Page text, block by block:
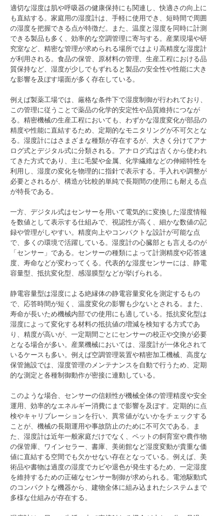
適切な湿度は肌や呼吸器の健康保持にも関連し、快適さの向上に
も直結する。家庭用の湿度計は、手軽に使用でき、短時間で周囲
の湿度を把握できる点が特徴だ。また、温度と湿度を同時に計測
できる製品も多く、効率的な空調管理に寄与する。産業現場や研
究室など、精密な管理が求められる場所ではより高精度な湿度計
が利用される。食品の保管、原材料の管理、生産工程における品
質保持など、湿度が少しでもずれると製品の安全性や性能に大き
な影響を及ぼす場面が多く存在している。
例えば製薬工場では、厳格な条件下で湿度制御が行われており、
この管理に従うことで薬品の化学的安定性や品質維持につなが
る。精密機械の生産工程においても、わずかな湿度変化が部品の
精度や性能に直結するため、定期的なモニタリングが不可欠とな
る。湿度計にはさまざまな種類が存在するが、大きく分けてアナ
ログ式とデジタル式に分類される。アナログ式は古くから使われ
てきた方式であり、主に毛髪や金属、化学繊維などの伸縮特性を
利用し、湿度の変化を物理的に指針で表示する。手入れや調整が
必要とされるが、構造が比較的単純で長期間の使用にも耐える点
が特長である。
一方、デジタル式はセンサーを用いて電気的に変換した湿度情報
を数値として表示する仕組みで、視認性が高く、細かな数値の記
録や管理がしやすい。精度向上やコンパクトな設計が可能な点
で、多くの環境で活躍している。湿度計の心臓部とも言えるのが
「センサー」である。センサーの種類によって計測精度や応答速
度、寿命などが変わってくる。代表的な湿度センサーには、静電
容量型、抵抗変化型、感湿膜型などが挙げられる。
静電容量型は湿度による絶縁体の静電容量変化を測定するもの
で、応答時間が短く、温度変化の影響も少ないとされる。また、
寿命が長いため機械内部での使用にも適している。抵抗変化型は
湿度によって変化する材料の抵抗値の増減を検知する方式であ
り、精度が高いが、一定期間ごとにセンサーの校正や交換が必要
となる場合が多い。産業機械においては、湿度計が一体化されて
いるケースも多い。例えば空調管理装置や精密加工機械、高度な
保管施設では、湿度管理のメンテナンスを自動で行うため、定期
的な測定と各種制御動作が密接に連動している。
このような場合、センサーの信頼性が機械全体の管理精度や安全
運用、効率的なエネルギー消費にまで影響を及ぼす。定期的に点
検やキャリブレーションを行い、異常値がないかをチェックする
ことが、機械の長期運用や事故防止のために不可欠である。ま
た、湿度計は近年一般家庭だけでなく、ペットの飼育室や農作物
の保管庫、ワインセラー、書庫、美術館など湿度変動が貴重な価
値に直結する空間でも欠かせない存在となっている。例えば、美
術品や書物は過度の湿度でカビや退色が発生するため、一定湿度
を維持するための正確なセンサー制御が求められる。電池駆動式
のコンパクトな機器から、建物全体に組み込まれたシステムまで
多様な仕組みが存在する。